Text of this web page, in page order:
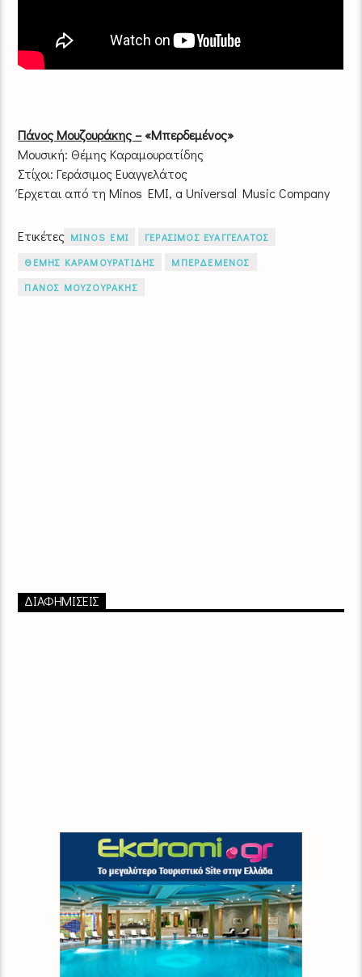
Πάνος Μουζουράκης –«Μπερδεμένος»
Μουσική: Θέμης Καραμουρατίδης
Στίχοι: Γεράσιμος Ευαγγελάτος
Έρχεται από τη Minos EMI, a Universal Music Company
Ετικέτες MINOS EMI
ΓΕΡΑΣΙΜΟΣ ΕΥΑΓΓΕΛΑΤΟΣ
ΘΕΜΗΣ ΚΑΡΑΜΟΥΡΑΤΙΔΗΣ
ΜΠΕΡΔΕΜΕΝΟΣ
ΠΑΝΟΣ ΜΟΥΖΟΥΡΑΚΗΣ
ΔΙΑΦΗΜΙΣΕΙΣ